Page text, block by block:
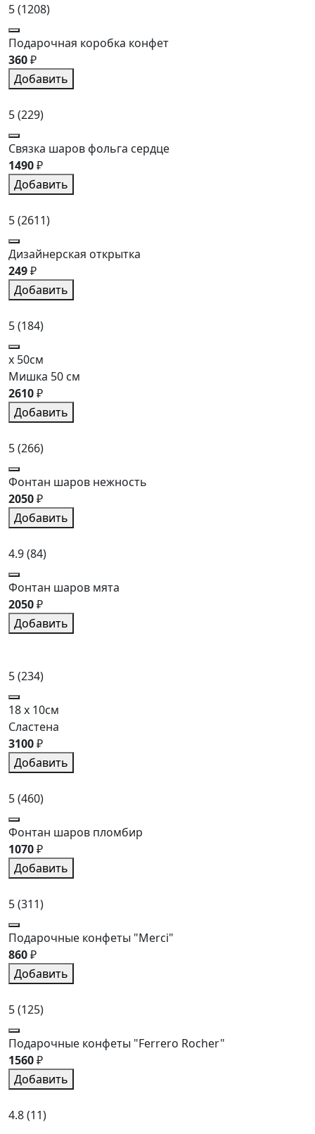
5(1208)
Подарочная коробка конфет
360₽
Добавить
5(229)
Связка шаров фольга сердце
1490₽
Добавить
5(2611)
Дизайнерская открытка
249₽
Добавить
5(184)
x 50см
Мишка 50 см
2610₽
Добавить
5(266)
Фонтан шаров нежность
2050₽
Добавить
4.9(84)
Фонтан шаров мята
2050₽
Добавить
5(234)
18 x 10см
Сластена
3100₽
Добавить
5(460)
Фонтан шаров пломбир
1070₽
Добавить
5(311)
Подарочные конфеты "Merci"
860₽
Добавить
5(125)
Подарочные конфеты "Ferrero Rocher"
1560₽
Добавить
4.8(11)